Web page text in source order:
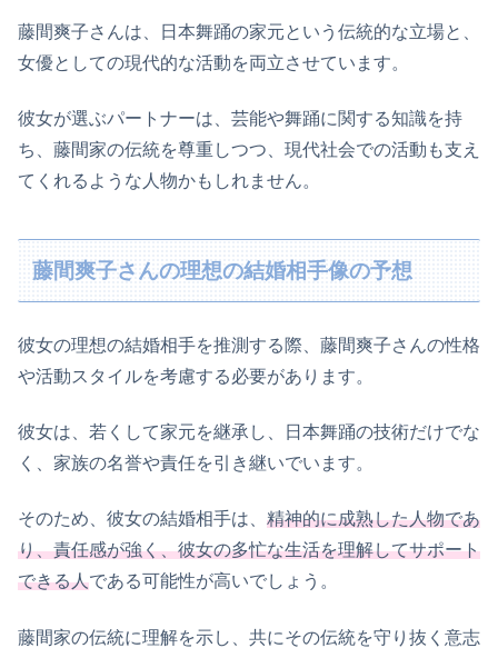
藤間爽子さんは、日本舞踊の家元という伝統的な立場と、
女優としての現代的な活動を両立させています。
彼女が選ぶパートナーは、芸能や舞踊に関する知識を持
ち、藤間家の伝統を尊重しつつ、現代社会での活動も支え
てくれるような人物かもしれません。
藤間爽子さんの理想の結婚相手像の予想
彼女の理想の結婚相手を推測する際、藤間爽子さんの性格
や活動スタイルを考慮する必要があります。
彼女は、若くして家元を継承し、日本舞踊の技術だけでな
く、家族の名誉や責任を引き継いでいます。
そのため、彼女の結婚相手は、 精神的に成熟した人物であ
り、責任感が強く、彼女の多忙な生活を理解してサポート
できる人である可能性が高いでしょう。
藤間家の伝統に理解を示し、共にその伝統を守り抜く意志